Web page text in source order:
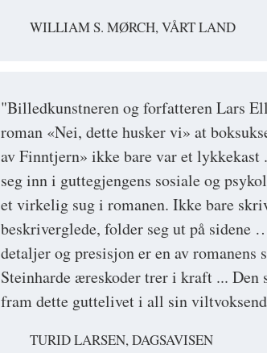
WILLIAM S. MØRCH, VÅRT LAND
"Billedkunstneren og forfatteren Lars
roman «Nei, dette husker vi» at
av Finntjern» ikke bare var et lykkekast
seg inn i guttegjengens sosiale og
et virkelig sug i romanen. Ikke bare
beskriverglede, folder seg ut på
detaljer og presisjon er en av romanens
Steinharde æreskoder trer i kraft ...
fram dette guttelivet i all sin
TURID LARSEN, DAGSAVISEN